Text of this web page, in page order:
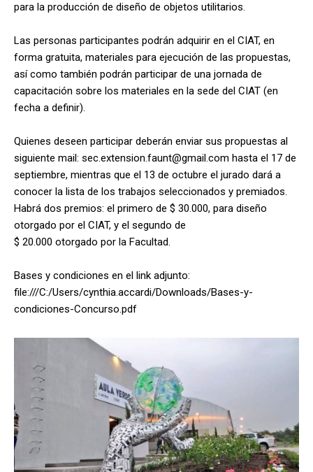
para la producción de diseño de objetos utilitarios.
Las personas participantes podrán adquirir en el CIAT, en
forma gratuita, materiales para ejecución de las propuestas,
así como también podrán participar de una jornada de
capacitación sobre los materiales en la sede del CIAT (en
fecha a definir).
Quienes deseen participar deberán enviar sus propuestas al
siguiente mail: sec.extension.faunt@gmail.com hasta el 17 de
septiembre, mientras que el 13 de octubre el jurado dará a
conocer la lista de los trabajos seleccionados y premiados.
Habrá dos premios: el primero de $ 30.000, para diseño
otorgado por el CIAT, y el segundo de
$ 20.000 otorgado por la Facultad.
Bases y condiciones en el link adjunto:
file:///C:/Users/cynthia.accardi/Downloads/Bases-y-
condiciones-Concurso.pdf